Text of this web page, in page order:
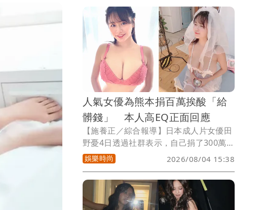
「年輕真好」4個字，除此之外，再無隻
字片語。由於離世消息太突然，許多朋
友、粉絲紛紛悲傷表示難以置信。
人氣女優為熊本捐百萬挨酸「給
髒錢」 本人高EQ正面回應
【施養正／綜合報導】日本成人片女優田
野憂4日透過社群表示，自己捐了300萬日
圓（約新台幣66萬）支援熊本強震復原，
卻被網友諷刺「給髒錢」。對此田野回
應，「沒有理由因為職業而否定他人的支
援行動，捐款就是捐款，我只考慮能送到
需要幫助的人手上。」
娛樂時尚 2026/08/04 15:38